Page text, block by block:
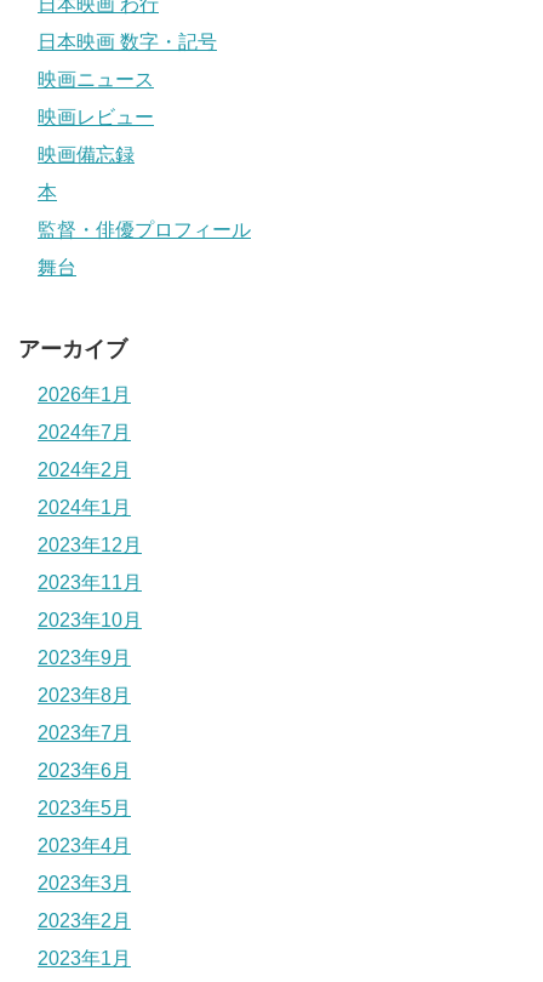
日本映画 わ行
日本映画 数字・記号
映画ニュース
映画レビュー
映画備忘録
本
監督・俳優プロフィール
舞台
アーカイブ
2026年1月
2024年7月
2024年2月
2024年1月
2023年12月
2023年11月
2023年10月
2023年9月
2023年8月
2023年7月
2023年6月
2023年5月
2023年4月
2023年3月
2023年2月
2023年1月